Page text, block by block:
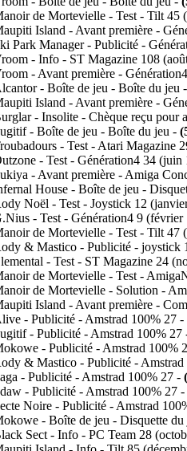
de Mortevielle - Test - Tilt 45
Island - Avant première -
Park Manager - Publicité -
- Info - ST Magazine 108
- Avant première -
- Boîte de jeu - Boîte du jeu
Island - Avant première -
- Insolite - Chèque reçu pour
- Boîte de jeu - Boîte du jeu -
- Test - Atari Magazine
- Test - Génération4 34
- Avant première - Amiga
House - Boîte de jeu -
Noël - Test - Joystick 12
- Test - Génération4 9
de Mortevielle - Test - Tilt 47
& Mastico - Publicité - joystick
- Test - ST Magazine 24
de Mortevielle - Test -
de Mortevielle - Solution -
Island - Avant première -
- Publicité - Amstrad 100% 27 -
- Publicité - Amstrad 100%
- Publicité - Amstrad 100%
& Mastico - Publicité -
- Publicité - Amstrad 100% 27 -
- Publicité - Amstrad 100% 27 -
Noire - Publicité - Amstrad
- Boîte de jeu - Disquette
Sect - Info - PC Team 28